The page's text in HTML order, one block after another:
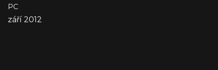
PC
září 2012